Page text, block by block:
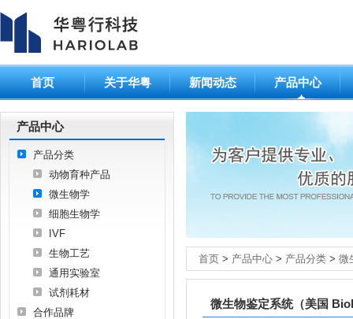
首页 关于华粤 新闻动态 产品中心
产品中心
产品分类
动物育种产品
微生物学
细胞生物学
IVF
生物工艺
通用实验室
试剂耗材
合作品牌
首页 > 产品中心 > 产品分类 > 微
微生物鉴定系统（美国